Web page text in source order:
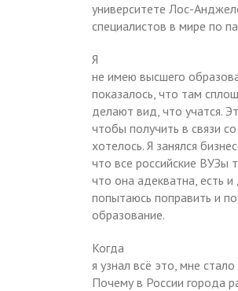
университете Лос-
специалистов в мире по
Я
не имею высшего
показалось, что там
делают вид, что учатся.
чтобы получить в связи
хотелось. Я занялся
что все российские ВУЗы
что она адекватна, есть
попытаюсь поправить и
образование.
Когда
я узнал всё это, мне
Почему в России города